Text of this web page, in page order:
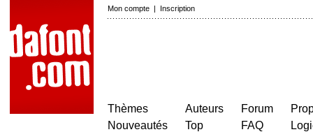
Mon compte | Inscription
Thèmes
Nouveautés
Auteurs
Top
Forum
FAQ